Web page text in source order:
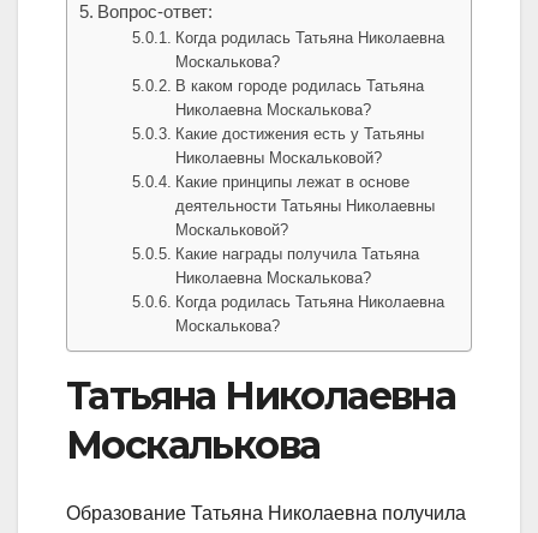
Вопрос-ответ:
Когда родилась Татьяна Николаевна
Москалькова?
В каком городе родилась Татьяна
Николаевна Москалькова?
Какие достижения есть у Татьяны
Николаевны Москальковой?
Какие принципы лежат в основе
деятельности Татьяны Николаевны
Москальковой?
Какие награды получила Татьяна
Николаевна Москалькова?
Когда родилась Татьяна Николаевна
Москалькова?
Татьяна Николаевна
Москалькова
Образование Татьяна Николаевна получила